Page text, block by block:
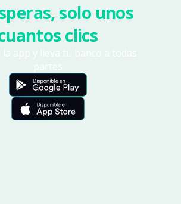
solo unos
clics